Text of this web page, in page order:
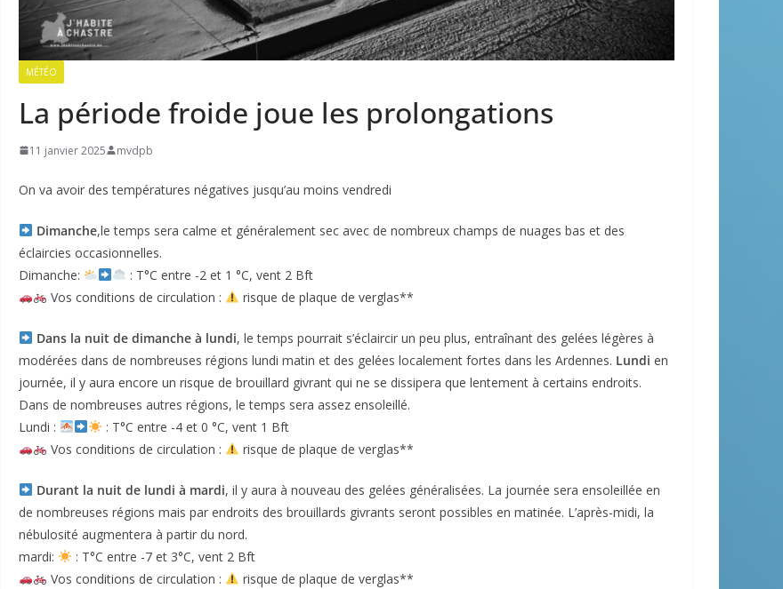
MÉTÉO
La période froide joue les prolongations
11 janvier 2025 mvdpb
On va avoir des températures négatives jusqu’au moins vendredi
Dimanche,le temps sera calme et généralement sec avec de nombreux champs de nuages bas et des
éclaircies occasionnelles.
Dimanche:
: T°C entre -2 et 1 °C, vent 2 Bft
Vos conditions de circulation :
risque de plaque de verglas**
Dans la nuit de dimanche à lundi, le temps pourrait s’éclaircir un peu plus, entraînant des gelées légères à
modérées dans de nombreuses régions lundi matin et des gelées localement fortes dans les Ardennes. Lundi en
journée, il y aura encore un risque de brouillard givrant qui ne se dissipera que lentement à certains endroits.
Dans de nombreuses autres régions, le temps sera assez ensoleillé.
Lundi :
: T°C entre -4 et 0 °C, vent 1 Bft
Vos conditions de circulation :
risque de plaque de verglas**
Durant la nuit de lundi à mardi, il y aura à nouveau des gelées généralisées. La journée sera ensoleillée en
de nombreuses régions mais par endroits des brouillards givrants seront possibles en matinée. L’après-midi, la
nébulosité augmentera à partir du nord.
mardi:
: T°C entre -7 et 3°C, vent 2 Bft
Vos conditions de circulation :
risque de plaque de verglas**